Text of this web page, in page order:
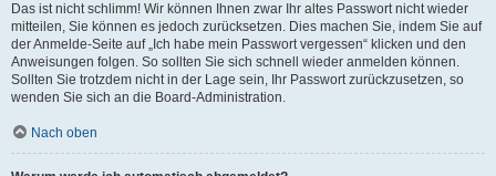
Das ist nicht schlimm! Wir können Ihnen zwar Ihr altes Passwort nicht wieder
mitteilen, Sie können es jedoch zurücksetzen. Dies machen Sie, indem Sie auf
der Anmelde-Seite auf „Ich habe mein Passwort vergessen“ klicken und den
Anweisungen folgen. So sollten Sie sich schnell wieder anmelden können.
Sollten Sie trotzdem nicht in der Lage sein, Ihr Passwort zurückzusetzen, so
wenden Sie sich an die Board-Administration.
Nach oben